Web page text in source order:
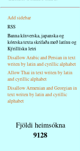
strana
Add sidebar
RSS
Banna kínverska, japanska og
kóreska texta skrifaða með latínu og
Kýrillísku letri
Disallow Arabic and Persian in text
writen by latin and cyrillic alphabet
Allow Thai in text writen by latin
and cyrillic alphabet
Disallow Armenian and Georgian in
text writen by latin and cyrillic
alphabet
Fjöldi heimsókna
9128